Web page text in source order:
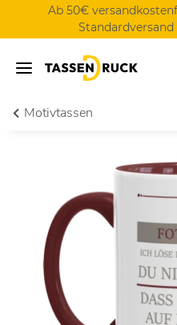
Ab 50€
Motivtassen